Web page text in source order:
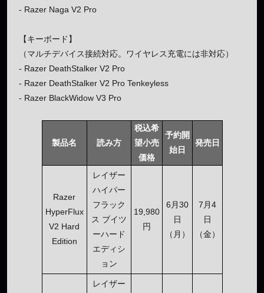
- Razer Naga V2 Pro
【キーボード】
（マルチデバイス接続対応。ワイヤレス充電には非対応）
- Razer DeathStalker V2 Pro
- Razer DeathStalker V2 Pro Tenkeyless
- Razer BlackWidow V3 Pro
製品名 読み方
税込希
望小売
価格
予約開
始日
発売日
Razer
HyperFlux
V2 Hard
Edition
レイザー
ハイパー
フラック
ス ブイツ
ーハード
エディシ
ョン
19,980
円
6月30
日
（月）
7月4
日
（金）
レイザー